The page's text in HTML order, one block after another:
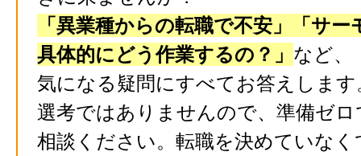
「異業種からの転職で不安」「サ
具体的にどう作業するの？」 など、
気になる疑問にすべてお答えします
選考ではありませんので、準備ゼ
相談ください。転職を決めていな